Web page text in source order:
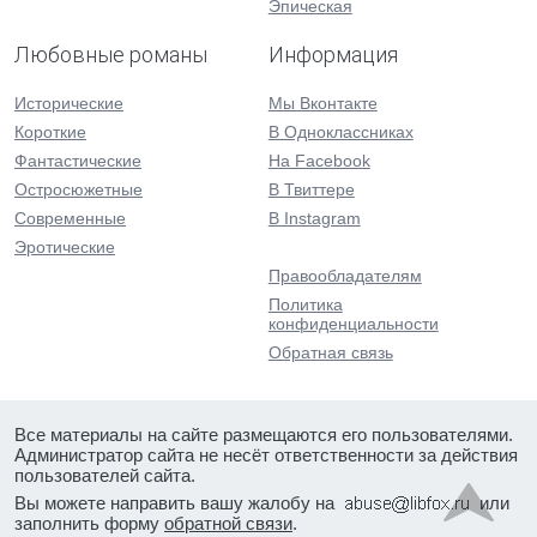
Эпическая
Любовные романы
Исторические
Короткие
Фантастические
Остросюжетные
Современные
Эротические
Информация
Мы Вконтакте
В Одноклассниках
На Facebook
В Твиттере
В Instagram
Правообладателям
Политика
конфиденциальности
Обратная связь
Все материалы на сайте размещаются его пользователями.
Администратор сайта не несёт ответственности за действия
пользователей сайта.
Вы можете направить вашу жалобу на
или
заполнить форму обратной связи.